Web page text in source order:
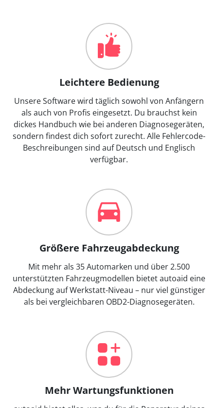
Leichtere Bedienung
Unsere Software wird täglich sowohl von Anfängern
als auch von Profis eingesetzt. Du brauchst kein
dickes Handbuch wie bei anderen Diagnosegeräten,
sondern findest dich sofort zurecht. Alle Fehlercode-
Beschreibungen sind auf Deutsch und Englisch
verfügbar.
Größere Fahrzeugabdeckung
Mit mehr als 35 Automarken und über 2.500
unterstützten Fahrzeugmodellen bietet autoaid eine
Abdeckung auf Werkstatt-Niveau – nur viel günstiger
als bei vergleichbaren OBD2-Diagnosegeräten.
Mehr Wartungsfunktionen